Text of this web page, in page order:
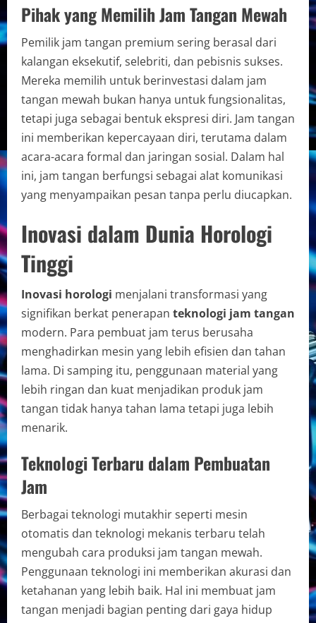
Pihak yang Memilih Jam Tangan Mewah
Pemilik jam tangan premium sering berasal dari
kalangan eksekutif, selebriti, dan pebisnis sukses.
Mereka memilih untuk berinvestasi dalam jam
tangan mewah bukan hanya untuk fungsionalitas,
tetapi juga sebagai bentuk ekspresi diri. Jam tangan
ini memberikan kepercayaan diri, terutama dalam
acara-acara formal dan jaringan sosial. Dalam hal
ini, jam tangan berfungsi sebagai alat komunikasi
yang menyampaikan pesan tanpa perlu diucapkan.
Inovasi dalam Dunia Horologi
Tinggi
Inovasi horologi menjalani transformasi yang
signifikan berkat penerapan teknologi jam tangan
modern. Para pembuat jam terus berusaha
menghadirkan mesin yang lebih efisien dan tahan
lama. Di samping itu, penggunaan material yang
lebih ringan dan kuat menjadikan produk jam
tangan tidak hanya tahan lama tetapi juga lebih
menarik.
Teknologi Terbaru dalam Pembuatan
Jam
Berbagai teknologi mutakhir seperti mesin
otomatis dan teknologi mekanis terbaru telah
mengubah cara produksi jam tangan mewah.
Penggunaan teknologi ini memberikan akurasi dan
ketahanan yang lebih baik. Hal ini membuat jam
tangan menjadi bagian penting dari gaya hidup